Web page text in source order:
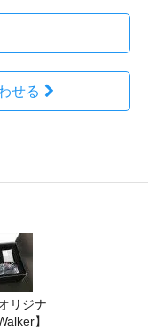
せる
リジナ
】